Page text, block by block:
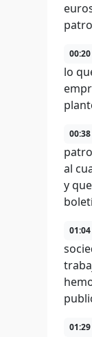
lo
al
y
01:29